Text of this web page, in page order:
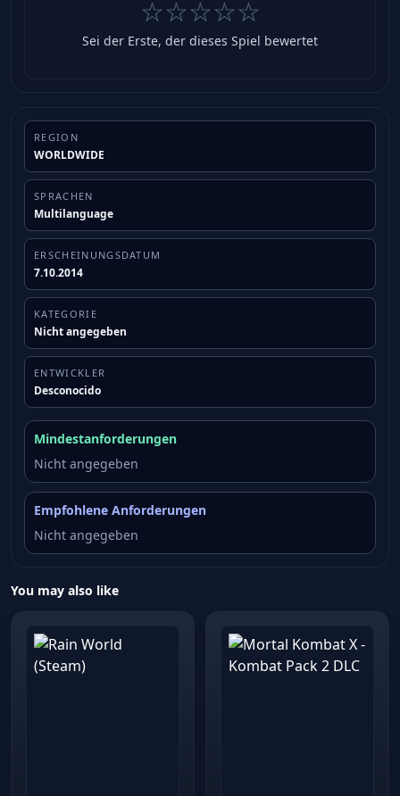
☆☆☆☆☆
Sei der Erste, der dieses Spiel bewertet
REGION
WORLDWIDE
SPRACHEN
Multilanguage
ERSCHEINUNGSDATUM
7.10.2014
KATEGORIE
Nicht angegeben
ENTWICKLER
Desconocido
Mindestanforderungen
Nicht angegeben
Empfohlene Anforderungen
Nicht angegeben
You may also like